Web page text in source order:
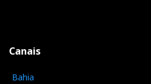
Canais
Bahia